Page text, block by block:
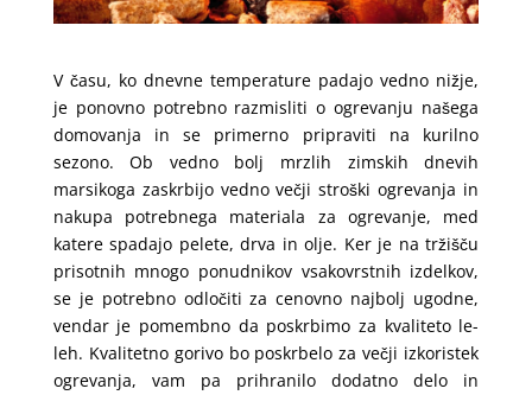
V času, ko dnevne temperature padajo vedno nižje,
je ponovno potrebno razmisliti o ogrevanju našega
domovanja in se primerno pripraviti na kurilno
sezono. Ob vedno bolj mrzlih zimskih dnevih
marsikoga zaskrbijo vedno večji stroški ogrevanja in
nakupa potrebnega materiala za ogrevanje, med
katere spadajo pelete, drva in olje. Ker je na tržišču
prisotnih mnogo ponudnikov vsakovrstnih izdelkov,
se je potrebno odločiti za cenovno najbolj ugodne,
vendar je pomembno da poskrbimo za kvaliteto le-
leh. Kvalitetno gorivo bo poskrbelo za večji izkoristek
ogrevanja, vam pa prihranilo dodatno delo in